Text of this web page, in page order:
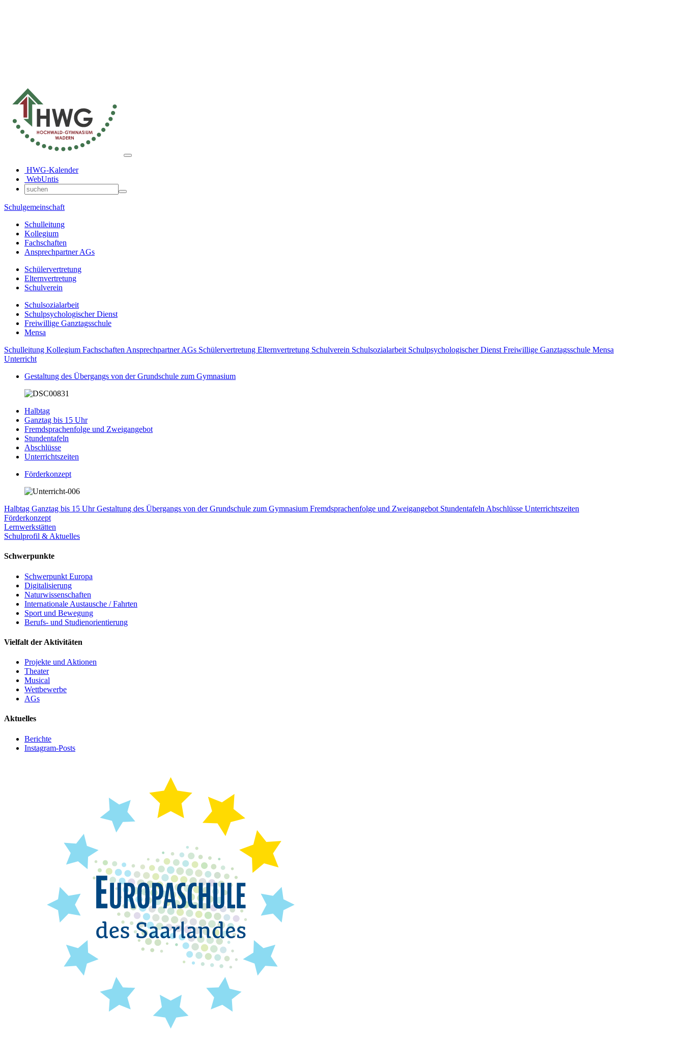
HWG-Kalender
WebUntis
Schulgemeinschaft
Schulleitung
Kollegium
Fachschaften
Ansprechpartner AGs
Schülervertretung
Elternvertretung
Schulverein
Schulsozialarbeit
Schulpsychologischer Dienst
Freiwillige Ganztagsschule
Mensa
Schulleitung Kollegium Fachschaften Ansprechpartner AGs Schülervertretung Elternvertretung Schulverein Schulsozialarbeit Schulpsychologischer Dienst Freiwillige Ganztagsschule Mensa
Unterricht
Gestaltung des Übergangs von der Grundschule zum Gymnasium
Halbtag
Ganztag bis 15 Uhr
Fremdsprachenfolge und Zweigangebot
Stundentafeln
Abschlüsse
Unterrichtszeiten
Förderkonzept
Halbtag Ganztag bis 15 UhrGestaltung des Übergangs von der Grundschule zum Gymnasium Fremdsprachenfolge und Zweigangebot Stundentafeln Abschlüsse Unterrichtszeiten
Förderkonzept
Lernwerkstätten
Schulprofil & Aktuelles
Schwerpunkte
Schwerpunkt Europa
Digitalisierung
Naturwissenschaften
Internationale Austausche / Fahrten
Sport und Bewegung
Berufs- und Studienorientierung
Vielfalt der Aktivitäten
Projekte und Aktionen
Theater
Musical
Wettbewerbe
AGs
Aktuelles
Berichte
Instagram-Posts